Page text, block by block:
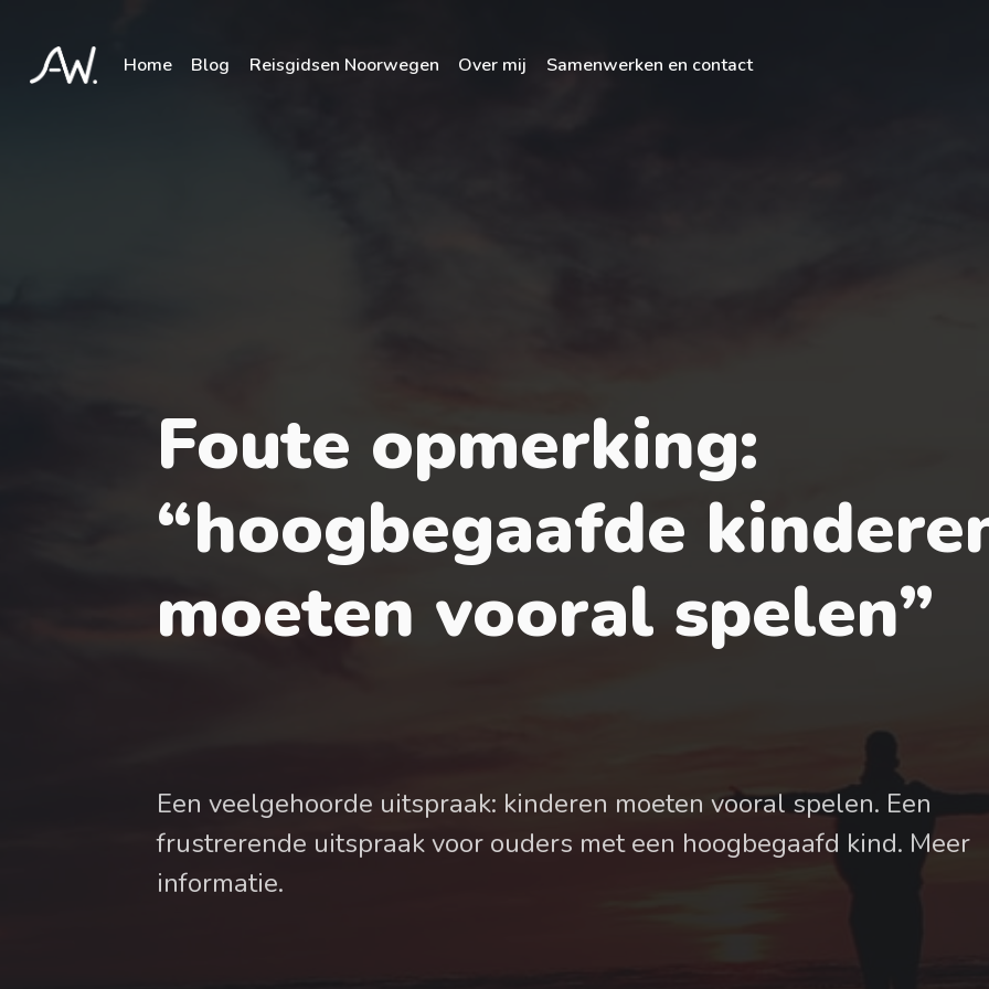
Home Blog Reisgidsen Noorwegen Over mij Samenwerken en contact
Foute opmerking:
“hoogbegaafde
moeten vooral spelen”
Een veelgehoorde uitspraak: kinderen moeten vooral spelen. Een
frustrerende uitspraak voor ouders met een hoogbegaafd kind. Meer
informatie.